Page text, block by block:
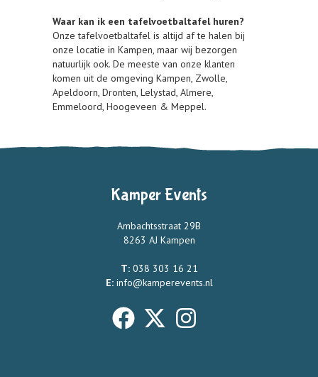
Waar kan ik een tafelvoetbaltafel huren?
Onze tafelvoetbaltafel is altijd af te halen bij
onze locatie in Kampen, maar wij bezorgen
natuurlijk ook. De meeste van onze klanten
komen uit de omgeving Kampen, Zwolle,
Apeldoorn, Dronten, Lelystad, Almere,
Emmeloord, Hoogeveen & Meppel.
Kamper Events
Ambachtsstraat 29B
8263 AJ Kampen
T: 038 303 16 21
E: info@kamperevents.nl